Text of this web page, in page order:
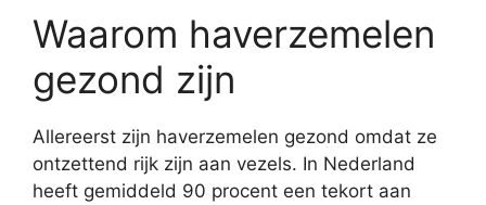
Waarom haverzemelen
gezond zijn
Allereerst zijn haverzemelen gezond omdat ze
ontzettend rijk zijn aan vezels. In Nederland
heeft gemiddeld 90 procent een tekort aan